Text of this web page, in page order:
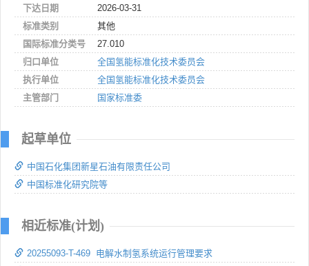
下达日期
2026-03-31
标准类别
其他
国际标准分类号
27.010
归口单位
全国氢能标准化技术委员会
执行单位
全国氢能标准化技术委员会
主管部门
国家标准委
起草单位
中国石化集团新星石油有限责任公司
中国标准化研究院等
相近标准(计划)
20255093-T-469 电解水制氢系统运行管理要求